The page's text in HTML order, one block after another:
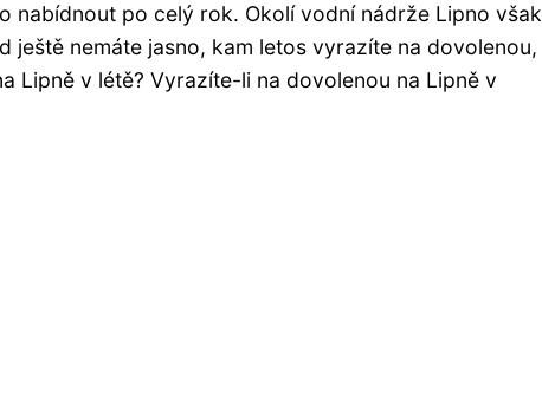
nabídnout po celý rok. Okolí vodní nádrže Lipno však
nemáte jasno, kam letos vyrazíte na dovolenou,
Lipně v létě? Vyrazíte-li na dovolenou na Lipně v